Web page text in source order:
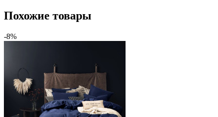
Похожие товары
-8%